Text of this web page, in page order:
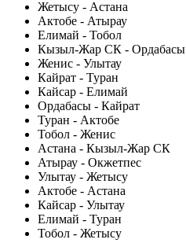
Жетысу - Астана
Актобе - Атырау
Елимай - Тобол
Кызыл-Жар СК - Ордабасы
Женис - Улытау
Кайрат - Туран
Кайсар - Елимай
Ордабасы - Кайрат
Туран - Актобе
Тобол - Женис
Астана - Кызыл-Жар СК
Атырау - Окжетпес
Улытау - Жетысу
Актобе - Астана
Кайсар - Улытау
Елимай - Туран
Тобол - Жетысу